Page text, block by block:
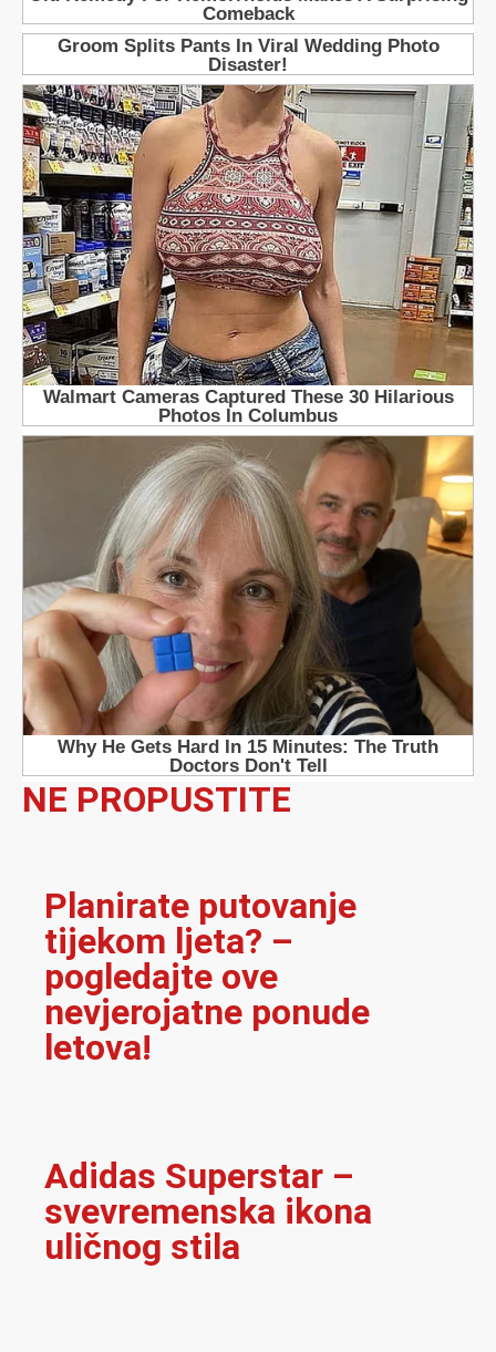
NE PROPUSTITE
Planirate putovanje
tijekom ljeta? –
pogledajte ove
nevjerojatne ponude
letova!
Adidas Superstar –
svevremenska ikona
uličnog stila